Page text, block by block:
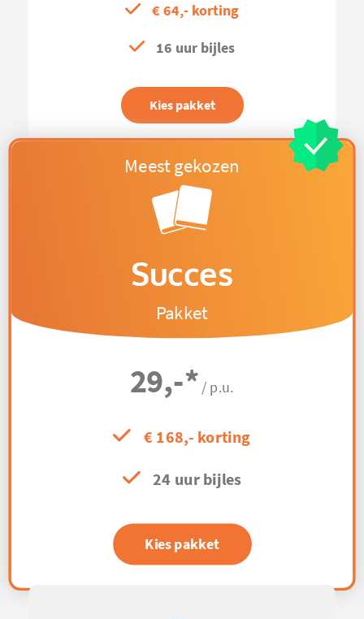
€ 64,- korting
16 uur bijles
Kies pakket
Succes
Pakket
29,-* / p.u.
€ 168,- korting
24 uur bijles
Kies pakket